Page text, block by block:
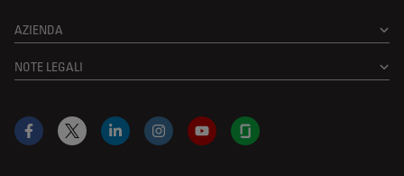
AZIENDA
NOTE LEGALI
Facebook
X LinkedInInstagramYouTubeGlassdoor